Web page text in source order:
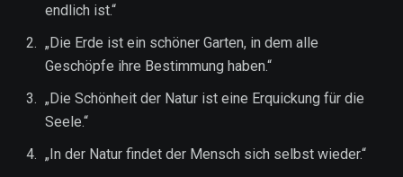
endlich ist.“
„Die Erde ist ein schöner Garten, in dem alle
Geschöpfe ihre Bestimmung haben.“
„Die Schönheit der Natur ist eine Erquickung für die
Seele.“
„In der Natur findet der Mensch sich selbst wieder.“